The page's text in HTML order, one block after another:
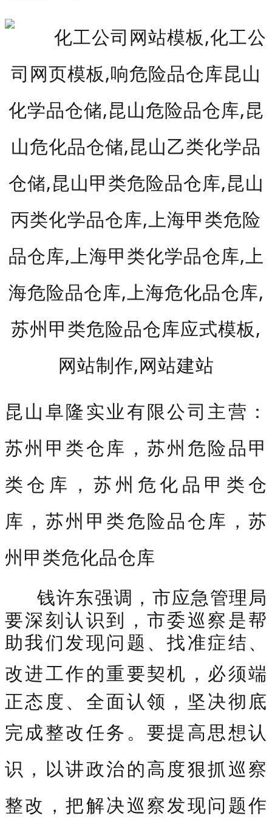
昆山阜隆实业有限公司主营：
苏州甲类仓库，苏州危险品甲
类仓库，苏州危化品甲类仓
库，苏州甲类危险品仓库，苏
州甲类危化品仓库
钱许东强调，市应急管理局
要深刻认识到，市委巡察是帮
助我们发现问题、找准症结、
改进工作的重要契机，必须端
正态度、全面认领，坚决彻底
完成整改任务。 要提高思想认
识，以讲政治的高度狠抓巡察
整改，把解决巡察发现问题作